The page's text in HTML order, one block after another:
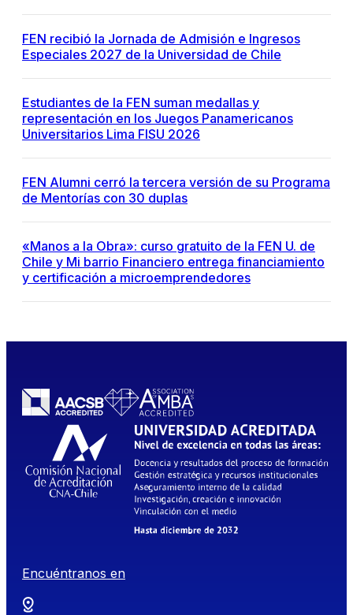
FEN recibió la Jornada de Admisión e Ingresos
Especiales 2027 de la Universidad de Chile
Estudiantes de la FEN suman medallas y
representación en los Juegos Panamericanos
Universitarios Lima FISU 2026
FEN Alumni cerró la tercera versión de su Programa
de Mentorías con 30 duplas
«Manos a la Obra»: curso gratuito de la FEN U. de
Chile y Mi barrio Financiero entrega financiamiento
y certificación a microemprendedores
Encuéntranos en